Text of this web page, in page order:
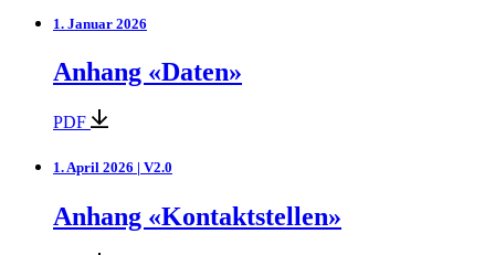
1. Januar 2026
Anhang «Daten»
PDF
1. April 2026 | V2.0
Anhang «Kontaktstellen»